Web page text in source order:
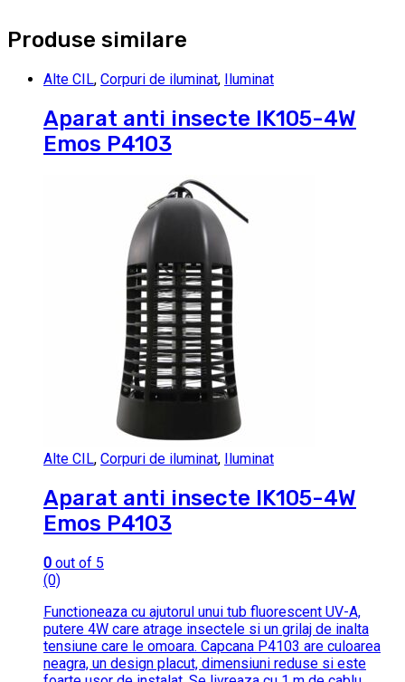
Produse similare
Alte CIL, Corpuri de iluminat, Iluminat
Aparat anti insecte IK105-4W
Emos P4103
Alte CIL, Corpuri de iluminat, Iluminat
Aparat anti insecte IK105-4W
Emos P4103
0 out of 5
(0)
Functioneaza cu ajutorul unui tub fluorescent UV-A,
putere 4W care atrage insectele si un grilaj de inalta
tensiune care le omoara. Capcana P4103 are culoarea
neagra, un design placut, dimensiuni reduse si este